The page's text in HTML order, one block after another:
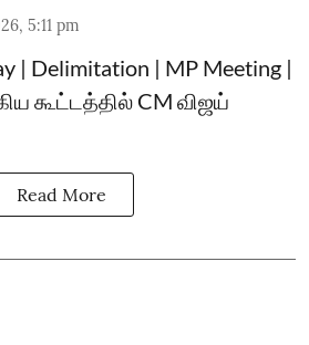
5:11 pm
| Delimitation | MP Meeting |
கூட்டத்தில் CM விஜய்
Read More